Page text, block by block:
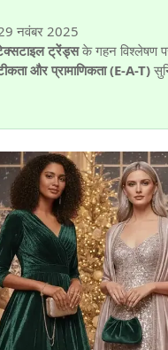
नवंबर 2025
ट्रेंड्सके गहन विश्लेषण
और प्रामाणिकता (E-A-T)